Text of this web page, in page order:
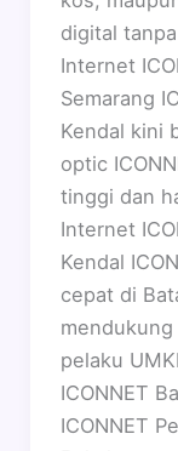
digital
Internet
Semarang
Kendal kini
optic
tinggi dan
Internet
Kendal
cepat di
pelaku
ICONNET
ICONNET